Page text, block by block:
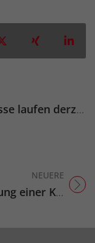
auf Facebook
Teilen auf XTeilen auf
den Unternehmen ab?
NEUERE